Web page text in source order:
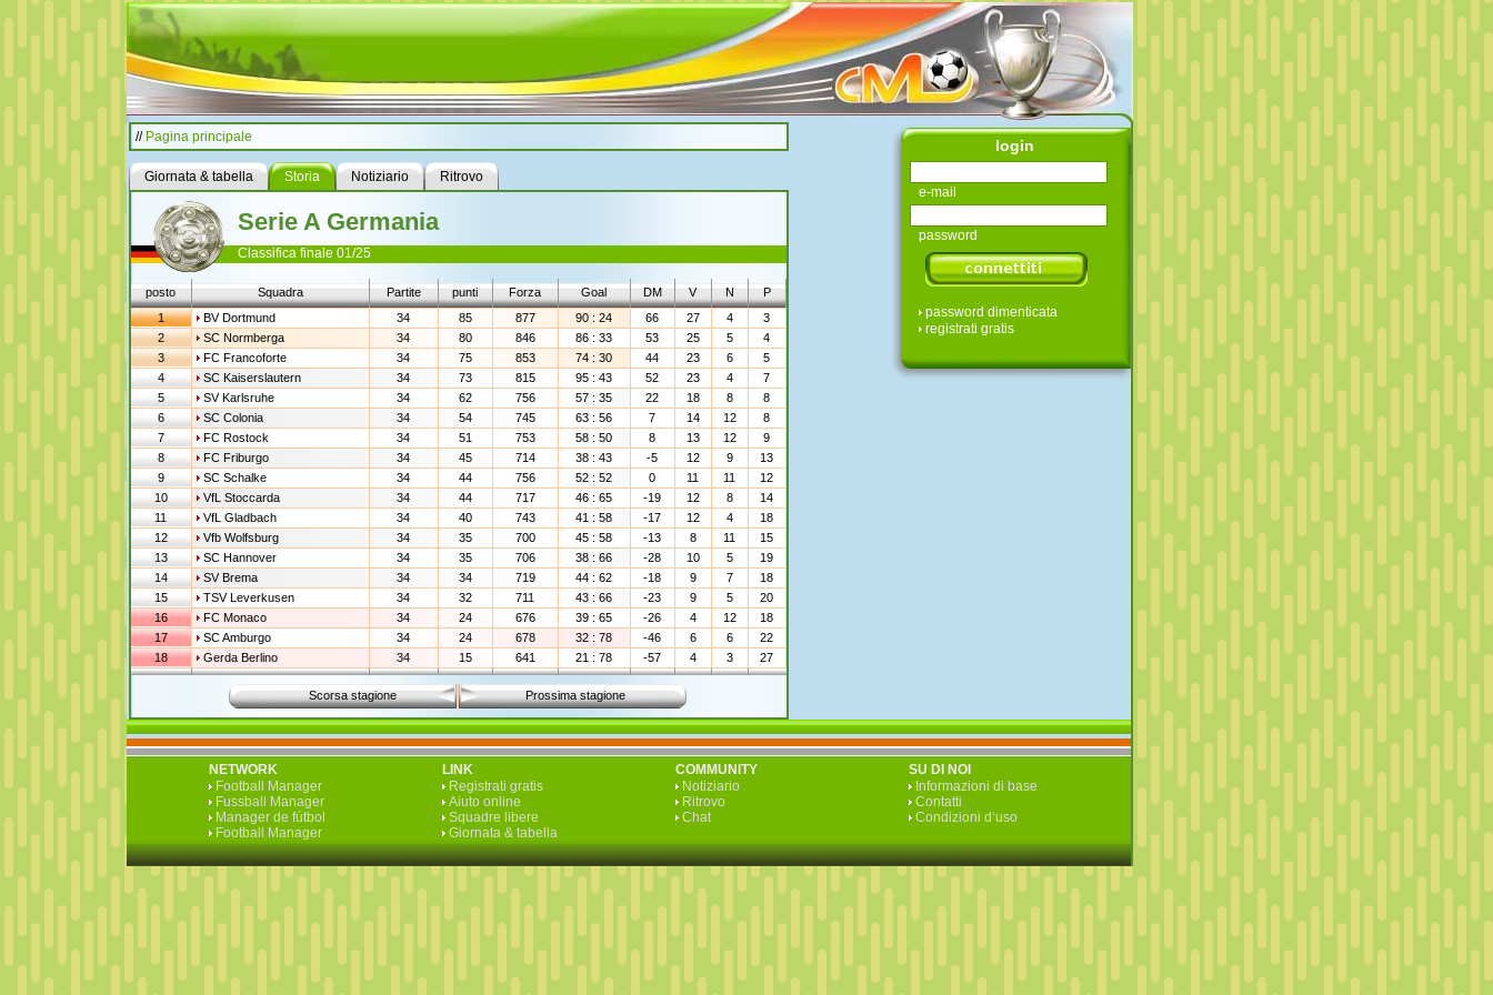
// Pagina principale
Giornata & tabella Storia Notiziario Ritrovo
Serie A Germania
Classifica finale 01/25
posto Squadra Partite punti Forza Goal DM V N
P
1
BV Dortmund 34 85 877 90 : 24 66 27 4
3
2
SC Normberga 34 80 846 86 : 33 53 25 5
4
3
FC Francoforte 34 75 853 74 : 30 44 23 6
5
4
SC Kaiserslautern 34 73 815 95 : 43 52 23 4
7
5
SV Karlsruhe 34 62 756 57 : 35 22 18 8
8
6
SC Colonia 34 54 745 63 : 56 7 14 12
8
7
FC Rostock 34 51 753 58 : 50 8 13 12
9
8
FC Friburgo 34 45 714 38 : 43 -5 12 9
13
9
SC Schalke 34 44 756 52 : 52 0 11 11
12
10
VfL Stoccarda 34 44 717 46 : 65 -19 12 8
14
11
VfL Gladbach 34 40 743 41 : 58 -17 12 4
18
12
Vfb Wolfsburg 34 35 700 45 : 58 -13 8 11
15
13
SC Hannover 34 35 706 38 : 66 -28 10 5
19
14
SV Brema 34 34 719 44 : 62 -18 9 7
18
15
TSV Leverkusen 34 32 711 43 : 66 -23 9 5
20
16
FC Monaco 34 24 676 39 : 65 -26 4 12
18
17
SC Amburgo 34 24 678 32 : 78 -46 6 6
22
18
Gerda Berlino 34 15 641 21 : 78 -57 4 3 27
Scorsa stagione Prossima stagione
login
e-mail
password
password dimenticata
registrati gratis
NETWORK
Football Manager
Fussball Manager
Manager de fútbol
Football Manager
LINK
Registrati gratis
Aiuto online
Squadre libere
Giornata & tabella
COMMUNITY
Notiziario
Ritrovo
Chat
SU DI NOI
Informazioni di base
Contatti
Condizioni d‘uso